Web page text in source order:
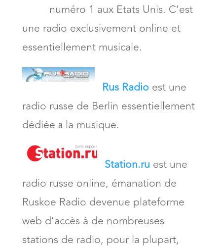
numéro 1 aux Etats Unis. C’est
une radio exclusivement online et
essentiellement musicale.
Rus Radioest une
radio russe de Berlin essentiellement
dédiée а la musique.
Station.ru est une
radio russe online, émanation de
Ruskoe Radio devenue plateforme
web d’accès à de nombreuses
stations de radio, pour la plupart,